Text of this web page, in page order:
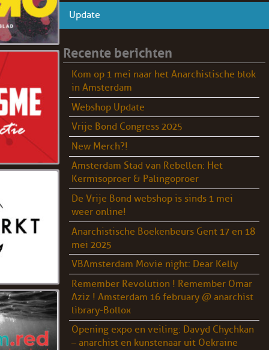
Update
Recente berichten
Kom op 1 mei naar het Anarchistische blok
in Amsterdam
Webshop Update
Vrije Bond Congress 2025
New Merch?!
Amsterdam Stad van Rebellen: Het
Kermisoproer & Palingoproer
De Vrije Bond webshop is sinds 1 mei
weer online!
Anarchistische Boekenbeurs Gent 17 en 18
mei 2025
VBAmsterdam Movie night: Dear Kelly
Remember Revolution ! Remember Omar
Aziz ! Amsterdam 16 february @ anarchist
library-Bollox
Opening expo en veiling: Davyd Chychkan
– anarchist en kunstenaar uit Oekraine